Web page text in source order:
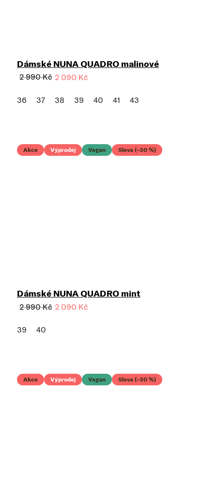
Dámské NUNA QUADRO malinové
2 990 Kč 2 090 Kč
36 37 38 39 40 41 43
Akce Výprodej Vegan Sleva (–30 %)
Dámské NUNA QUADRO mint
2 990 Kč 2 090 Kč
39 40
Akce Výprodej Vegan Sleva (–30 %)